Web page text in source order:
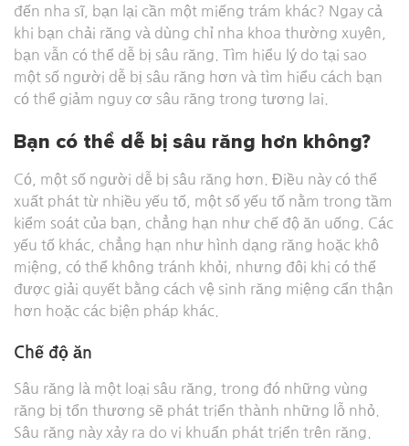
đến nha sĩ, bạn lại cần một miếng trám khác? Ngay cả
khi bạn chải răng và dùng chỉ nha khoa thường xuyên,
bạn vẫn có thể dễ bị sâu răng. Tìm hiểu lý do tại sao
một số người dễ bị sâu răng hơn và tìm hiểu cách bạn
có thể giảm nguy cơ sâu răng trong tương lai.
Bạn có thể dễ bị sâu răng hơn không?
Có, một số người dễ bị sâu răng hơn. Điều này có thể
xuất phát từ nhiều yếu tố, một số yếu tố nằm trong tầm
kiểm soát của bạn, chẳng hạn như chế độ ăn uống. Các
yếu tố khác, chẳng hạn như hình dạng răng hoặc khô
miệng, có thể không tránh khỏi, nhưng đôi khi có thể
được giải quyết bằng cách vệ sinh răng miệng cẩn thận
hơn hoặc các biện pháp khác.
Chế độ ăn
Sâu răng là một loại sâu răng, trong đó những vùng
răng bị tổn thương sẽ phát triển thành những lỗ nhỏ.
Sâu răng này xảy ra do vi khuẩn phát triển trên răng.